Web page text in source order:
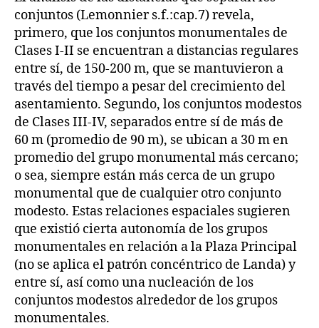
conjuntos (Lemonnier s.f.:cap.7) revela,
primero, que los conjuntos monumentales de
Clases I-II se encuentran a distancias regulares
entre sí, de 150-200 m, que se mantuvieron a
través del tiempo a pesar del crecimiento del
asentamiento. Segundo, los conjuntos modestos
de Clases III-IV, separados entre sí de más de
60 m (promedio de 90 m), se ubican a 30 m en
promedio del grupo monumental más cercano;
o sea, siempre están más cerca de un grupo
monumental que de cualquier otro conjunto
modesto. Estas relaciones espaciales sugieren
que existió cierta autonomía de los grupos
monumentales en relación a la Plaza Principal
(no se aplica el patrón concéntrico de Landa) y
entre sí, así como una nucleación de los
conjuntos modestos alrededor de los grupos
monumentales.